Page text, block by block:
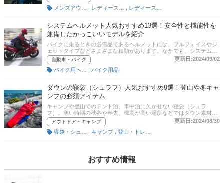
る3シーズンタイプの4つに分類されます。また、エルフやイエローコ
ーン、シンプソン、コミネといった人気ブランドから、おしゃれでか
っこいいモデルが多数発売されています。そこでこの記事では、バイ
クジャケットの選び方とおすすめ商品を紹介します。プロテクター内
蔵モデルもピックアップ。後半には、比較一覧表や通販サイトの最新
人気ランキングもあるので、売れ筋や口コミとあわせてチェックして
みてください。
システムヘルメット人気おすすめ13選！安全性と機能性を
兼備したかっこいいモデルを紹介
バイクに乗るときの必需品であるヘルメットには、フルフェイスやジ
ェットタイプなどさまざまな種類があります。なかでも、システムヘ
ルメットは安全性と機能性・利便性などを兼ね備えたヘルメットとし
て人気のアイテムです。この記事では、バイクライターの福田満雄さ
んと編集部がシステムヘルメットの選び方とユーザー・エキスパー
ト・編集部が選ぶかっこいいおすすめ商品を紹介。オーケージーカブ
トやヤマハ、ショウエイなどの人気メーカーほか、Bluetooth内蔵のヘ
ルメットもピックアップしています。記事後半には、比較一覧表、通
販サイトの売れ筋人気ランキングもあるので、口コミや評判もチェッ
クしてみてください。
自動車・バイク
更新日:2024/09/02
バイク用品
ダウンの寝袋（シュラフ）人気おすすめ9選！登山や冬キャ
ンプの必須アイテム
キャンプや登山でのテント泊、車中泊に欠かせない寝袋（シュラ
フ）。寒い時期の秋冬や春先、標高が高い場所などではダウン素材の
寝袋がおすすめです。ナンガやモンベルといった人気アウトドアブラ
ンドから多数の商品が発売されています。そこでここでは、ダウンの
寝袋に注目しておすすめ商品を紹介します。軽量モデルやコンパクト
収納できる商品もピックアップ。後半には、比較一覧表や通販サイト
アウトドア・キャンプ
更新日:2024/08/30
キャンプ
おすすめ情報